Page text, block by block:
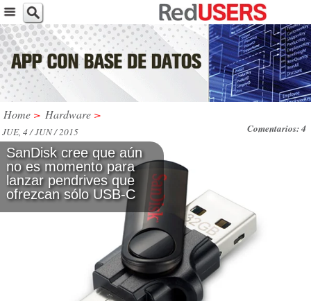
Home > Hardware >
Comentarios: 4
JUE, 4 / JUN / 2015
SanDisk cree que aún
no es momento para
lanzar pendrives que
ofrezcan sólo USB-C